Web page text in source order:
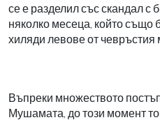
се е разделил със скандал
няколко месеца, който също
хиляди левове от чевръстия
Въпреки множеството
Мушамата, до този момент